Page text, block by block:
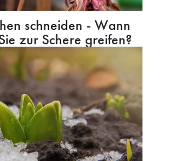
schneiden - Wann
zur Schere greifen?